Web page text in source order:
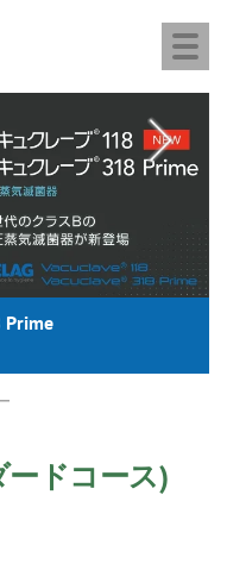
your quality of life
ク」公開
テクノロジーブッ
ードコース)